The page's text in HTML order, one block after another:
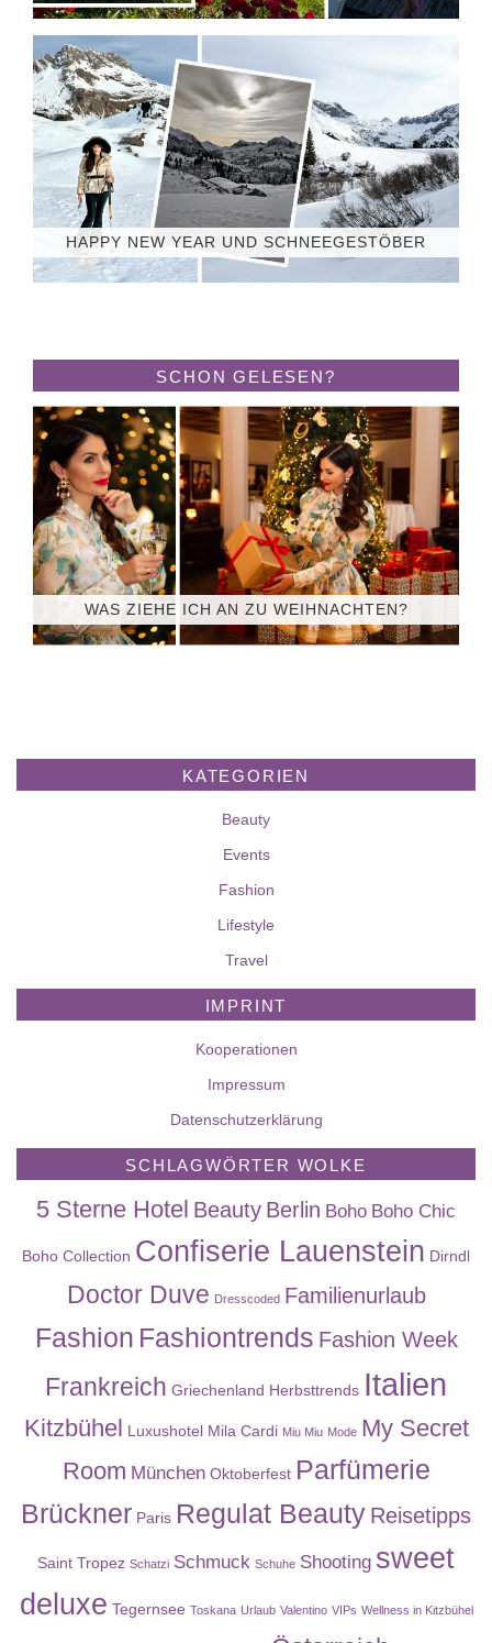
HAPPY NEW YEAR UND SCHNEEGESTÖBER
SCHON GELESEN?
WAS ZIEHE ICH AN ZU WEIHNACHTEN?
KATEGORIEN
Beauty
Events
Fashion
Lifestyle
Travel
IMPRINT
Kooperationen
Impressum
Datenschutzerklärung
SCHLAGWÖRTER WOLKE
5 Sterne Hotel Beauty Berlin Boho Boho Chic
Boho Collection Confiserie Lauenstein Dirndl
Doctor Duve Dresscoded Familienurlaub
Fashion Fashiontrends Fashion Week
Frankreich Griechenland Herbsttrends Italien
Kitzbühel Luxushotel Mila Cardi Miu Miu Mode My Secret
Room München Oktoberfest Parfümerie
Brückner Paris Regulat Beauty Reisetipps
Saint Tropez Schatzi Schmuck Schuhe Shooting sweet
deluxe Tegernsee Toskana Urlaub Valentino VIPs Wellness in Kitzbühel